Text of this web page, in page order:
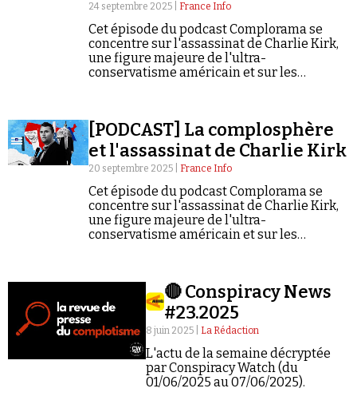
Revues de presse
Faire un don
Demander à Vera
24 septembre 2025 | France Info
Cet épisode du podcast Complorama se
concentre sur l'assassinat de Charlie Kirk,
une figure majeure de l'ultra-
conservatisme américain et sur les
[PODCAST] La complosphère
et l'assassinat de Charlie Kirk
20 septembre 2025 | France Info
Cet épisode du podcast Complorama se
concentre sur l'assassinat de Charlie Kirk,
une figure majeure de l'ultra-
conservatisme américain et sur les
🔴 Conspiracy News
#23.2025
8 juin 2025 | La Rédaction
L'actu de la semaine décryptée
par Conspiracy Watch (du
01/06/2025 au 07/06/2025).